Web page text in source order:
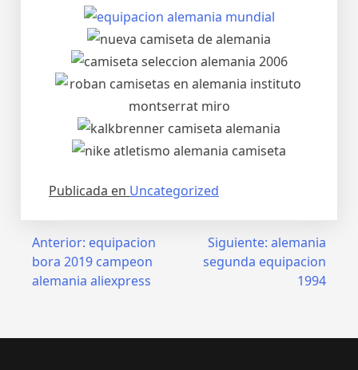
Publicada en Uncategorized
Navegación
Anterior: equipacion
bora 2019 campeon
alemania aliexpress
Siguiente: alemania
segunda equipacion
1994